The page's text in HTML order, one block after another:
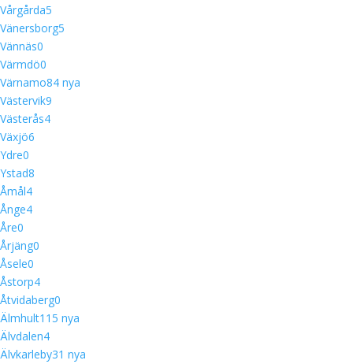
Vårgårda5
Vänersborg5
Vännäs0
Värmdö0
Värnamo84 nya
Västervik9
Västerås4
Växjö6
Ydre0
Ystad8
Åmål4
Ånge4
Åre0
Årjäng0
Åsele0
Åstorp4
Åtvidaberg0
Älmhult115 nya
Älvdalen4
Älvkarleby31 nya